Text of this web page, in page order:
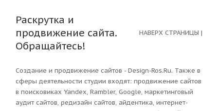
Раскрутка и
продвижение сайта.
Обращайтесь!
НАВЕРХ СТРАНИЦЫ |
Создание и продвижение сайтов - Design-Ros.Ru. Также в
сферы деятельности студии входят: продвижение сайтов
в поисковиках Yandex, Rambler, Google, маркетинговый
аудит сайтов, редизайн сайтов, айдентика, интернет-